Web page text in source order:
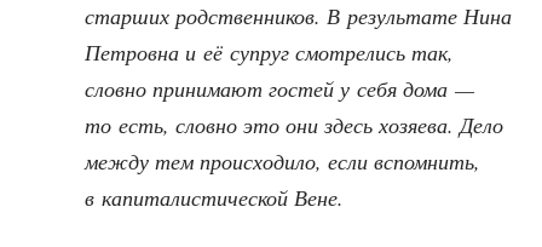
старших родственников. В результате Нина
Петровна и её супруг смотрелись так,
словно принимают гостей у себя дома —
то есть, словно это они здесь хозяева. Дело
между тем происходило, если вспомнить,
в капиталистической Вене.